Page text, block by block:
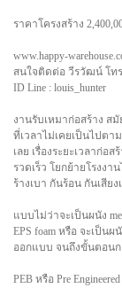
ราคาโครงสร้าง
www.happy-
สนใจติดต่อ วีรวัฒน์ โทร
ID Line : louis_hunter
งานรับเหมาก่อสร้าง ส
ที่เวลาไม่เคยเป็นไปต
เลย เรื่องระยะเวลาก่อ
รวดเร็ว โยกย้ายโรงง
ร้างเบา กันร้อน กันเสียง
แบบไม่ว่าจะเป็นผนัง
EPS foam หรือ จะเป็น
ออกแบบ จนถึงขั้นตอนก
PEB หรือ Pre